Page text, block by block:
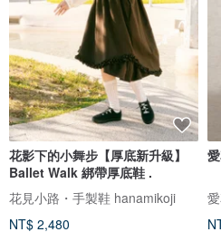
花影下的小舞步【厚底新升級】
Ballet Walk 綁帶厚底鞋 .
花見小路・手製鞋 hanamikoji
NT$ 2,480